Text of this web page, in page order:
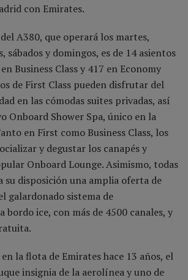
con Emirates.
A380, que operará los martes,
sábados y domingos, es de 14 asientos
Business Class y 417 en Economy
de First Class pueden disfrutar del
en las cómodas suites privadas, así
Onboard Shower Spa, único en la
en First como Business Class, los
y degustar los canapés y
Onboard Lounge. Asimismo, todas
su disposición una amplia oferta de
galardonado sistema de
ice, con más de 4500 canales, y
la flota de Emirates hace 13 años, el
insignia de la aerolínea y uno de